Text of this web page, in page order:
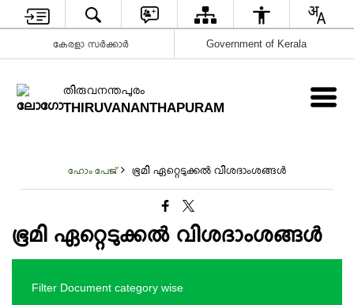
കേരളാ സർക്കാർ Government of Kerala
തിരുവനന്തപുരം
THIRUVANANTHAPURAM
ഹോം പേജ് ഭൂമി ഏറ്റെടുക്കൽ വിശദാംശങ്ങൾ
ഭൂമി ഏറ്റെടുക്കൽ വിശദാംശങ്ങൾ
Filter Document category wise